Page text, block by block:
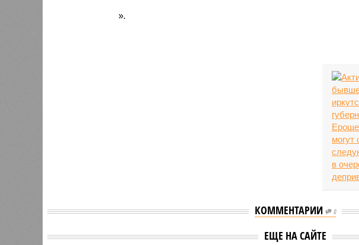
».
КОММЕНТАРИИ 0
ЕЩЕ НА САЙТЕ
В деле об убийстве
Против Семена
Слепакова* могут